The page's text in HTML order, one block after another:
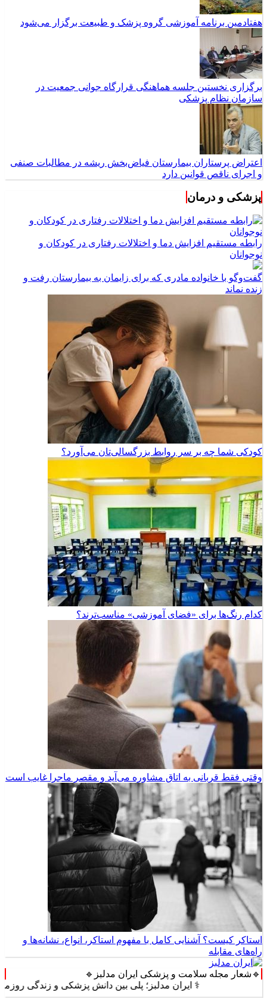
هفتادمین برنامه آموزشی گروه پزشک و طبیعت برگزار می‌شود
برگزاری نخستین جلسه هماهنگی قرارگاه جوانی جمعیت در
سازمان نظام پزشکی
اعتراض پرستاران بیمارستان فیاض‌بخش ریشه در مطالبات صنفی
و اجرای ناقص قوانین دارد
پزشکی و درمان
رابطه مستقیم افزایش دما و اختلالات رفتاری در کودکان و
نوجوانان
گفت‌وگو با خانواده مادری که برای زایمان به بیمارستان رفت و
زنده نماند
کودکی شما چه بر سر روابط بزرگسالی‌تان می‌آورد؟
کدام رنگ‌ها برای «فضای آموزشی» مناسب‌ترند؟
وقتی فقط قربانی به اتاق مشاوره می‌آید و مقصرِ ماجرا غایب است
استاکر کیست؟ آشنایی کامل با مفهوم استاکر، انواع، نشانه‌ها و
راه‌های مقابله
🔹شعار مجله سلامت و پزشکی ایران مدلبز🔹
⚕️ ایران مدلبز؛ پلی بین دانش پزشکی و زندگی روزمره ⚕️